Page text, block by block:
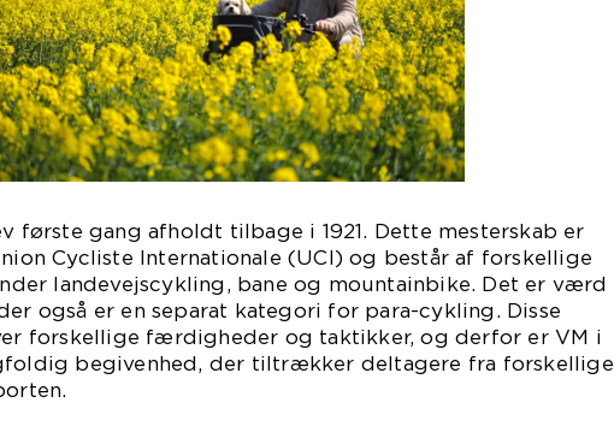
første gang afholdt tilbage i 1921. Dette mesterskab er
Cycliste Internationale (UCI) og består af forskellige
landevejscykling, bane og mountainbike. Det er værd
også er en separat kategori for para-cykling. Disse
forskellige færdigheder og taktikker, og derfor er VM i
begivenhed, der tiltrækker deltagere fra forskellige